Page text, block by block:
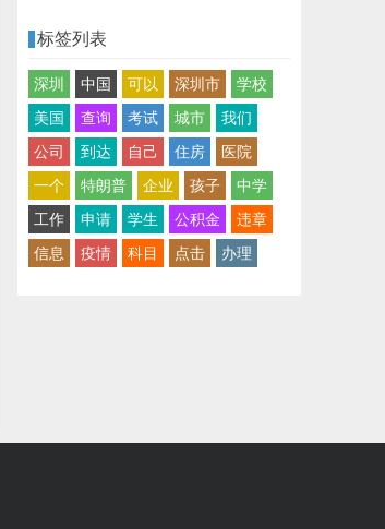
标签列表
深圳 中国 可以 深圳市
学校
美国
查询 考试 城市
我们
公司
到达 自己 住房
医院
一个
特朗普 企业 孩子
中学
工作
申请 学生 公积金
违章
信息
疫情 科目 点击 办理